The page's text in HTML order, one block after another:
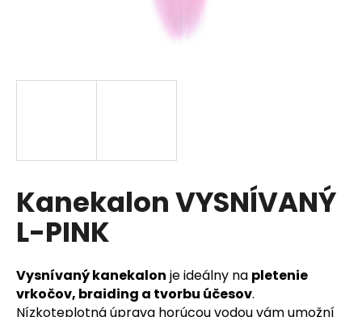
Kanekalon VYSNÍVANÝ
L-PINK
Vysnívaný kanekalon je ideálny na pletenie
vrkočov, braiding a tvorbu účesov.
Nízkoteplotná úprava horúcou vodou vám umožní
ť
d
p
o